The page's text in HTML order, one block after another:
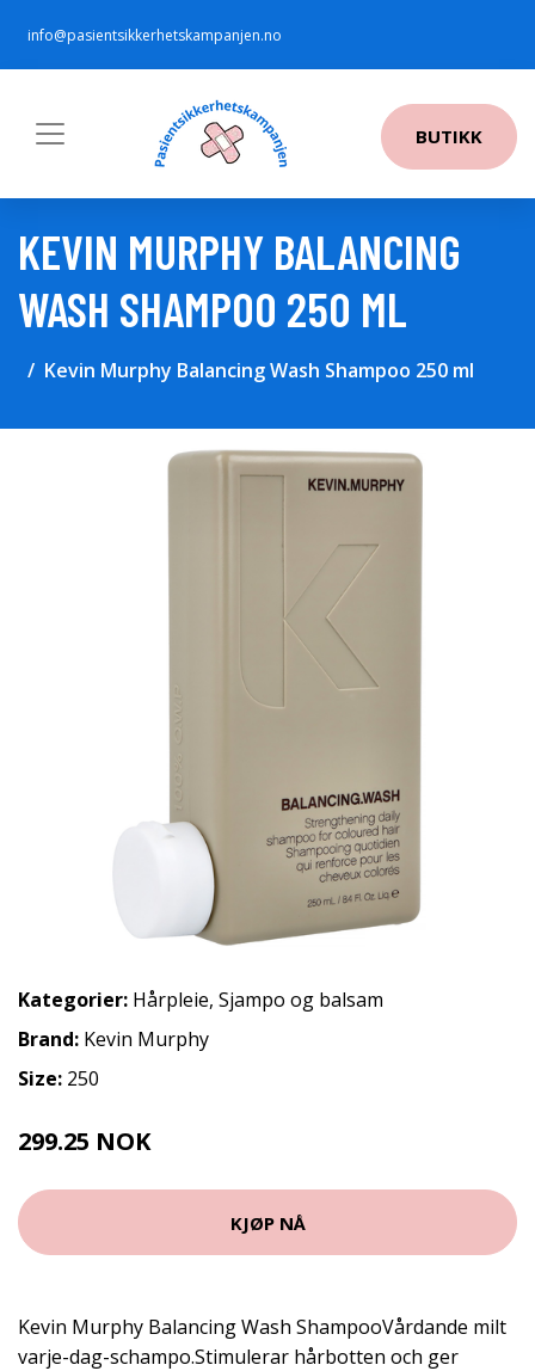
info@pasientsikkerhetskampanjen.no
BUTIKK
KEVIN MURPHY BALANCING
WASH SHAMPOO 250 ML
Kevin Murphy Balancing Wash Shampoo 250 ml
Kategorier: Hårpleie, Sjampo og balsam
Brand: Kevin Murphy
Size: 250
299.25 NOK
KJØP NÅ
Kevin Murphy Balancing Wash ShampooVårdande milt
varje-dag-schampo.Stimulerar hårbotten och ger